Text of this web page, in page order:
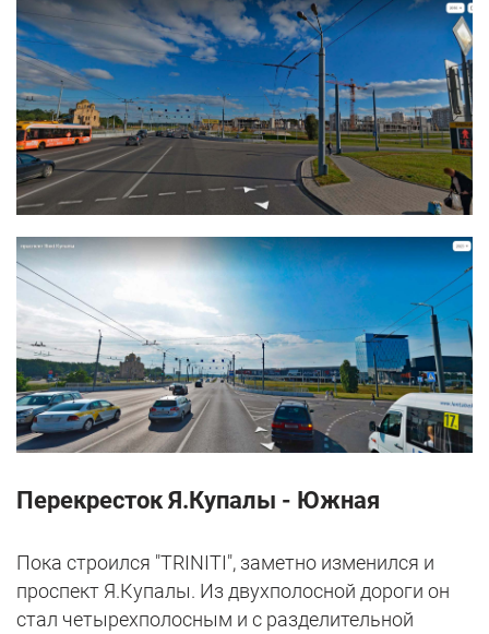
Перекресток Я.Купалы - Южная
Пока строился "TRINITI", заметно изменился и
проспект Я.Купалы. Из двухполосной дороги он
стал четырехполосным и с разделительной